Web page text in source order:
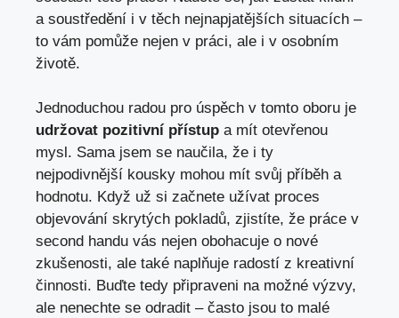
a soustředění i v těch nejnapjatějších situacích –
to vám pomůže nejen v práci, ale i v osobním
životě.
Jednoduchou radou pro úspěch v tomto oboru je
udržovat pozitivní přístup a mít otevřenou
mysl. Sama jsem se naučila, že i ty
nejpodivnější kousky mohou mít svůj příběh a
hodnotu. Když už si začnete užívat proces
objevování skrytých pokladů, zjistíte, že práce v
second handu vás nejen obohacuje o nové
zkušenosti, ale také naplňuje radostí z kreativní
činnosti. Buďte tedy připraveni na možné výzvy,
ale nenechte se odradit – často jsou to malé